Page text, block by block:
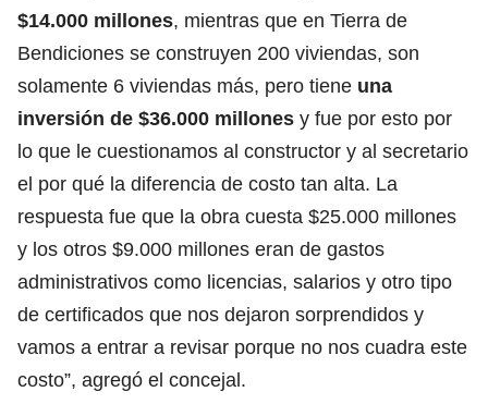
$14.000 millones, mientras que en Tierra de
Bendiciones se construyen 200 viviendas, son
solamente 6 viviendas más, pero tiene una
inversión de $36.000 millones y fue por esto por
lo que le cuestionamos al constructor y al secretario
el por qué la diferencia de costo tan alta. La
respuesta fue que la obra cuesta $25.000 millones
y los otros $9.000 millones eran de gastos
administrativos como licencias, salarios y otro tipo
de certificados que nos dejaron sorprendidos y
vamos a entrar a revisar porque no nos cuadra este
costo”, agregó el concejal.